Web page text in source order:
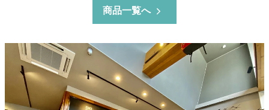
商品一覧へ